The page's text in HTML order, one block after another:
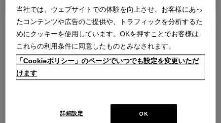
11 件あります
シルバー キャスタースウィベルチ
ROLLINGFRAME+ TILT SOFT
ローリングフレームプラス ティル
当社では、ウェブサイトでの体験を向上させ、お客様にあっ
たコンテンツや広告のご提供や、トラフィックを分析するた
めにクッキーを使用しています。OKを押すことでお客様は
これらの利用条件に同意したものとみなされます。
「Cookieポリシー」のページでいつでも設定を変更いただ
けます
OK
詳細設定